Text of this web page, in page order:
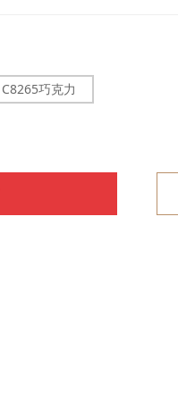
C8265巧克力